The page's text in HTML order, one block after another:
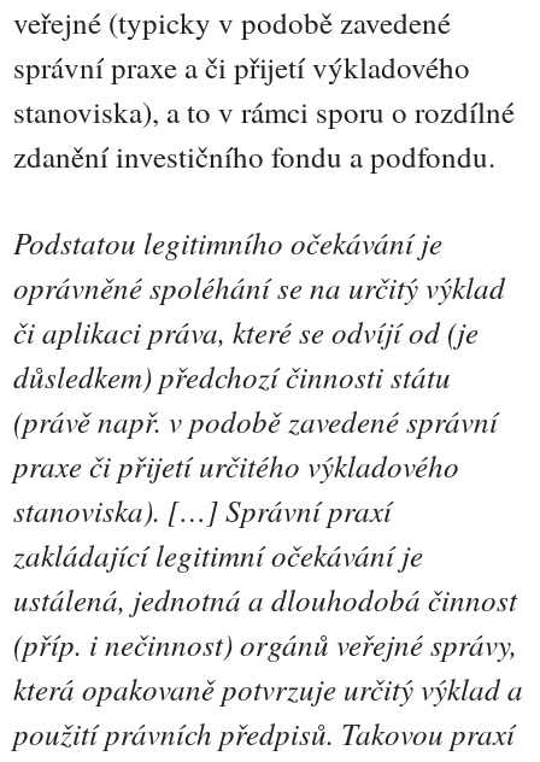
veřejné (typicky v podobě zavedené
správní praxe a či přijetí výkladového
stanoviska), a to v rámci sporu o rozdílné
zdanění investičního fondu a podfondu.
Podstatou legitimního očekávání je
oprávněné spoléhání se na určitý výklad
či aplikaci práva, které se odvíjí od (je
důsledkem) předchozí činnosti státu
(právě např. v podobě zavedené správní
praxe či přijetí určitého výkladového
stanoviska). […] Správní praxí
zakládající legitimní očekávání je
ustálená, jednotná a dlouhodobá činnost
(příp. i nečinnost) orgánů veřejné správy,
která opakovaně potvrzuje určitý výklad a
použití právních předpisů. Takovou praxí